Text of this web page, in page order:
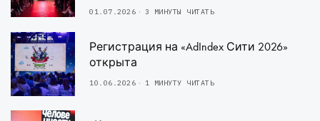
01.07.2026 3 МИНУТЫ ЧИТАТЬ
Регистрация на «AdIndex Сити 2026»
открыта
10.06.2026 1 МИНУТУ ЧИТАТЬ